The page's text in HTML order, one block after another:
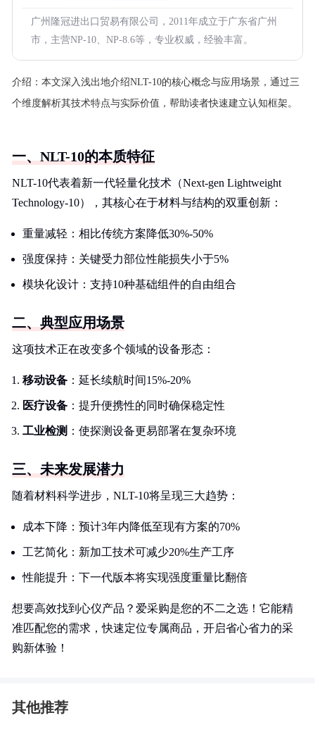
广州隆冠进出口贸易有限公司，2011年成立于广东省广州
市，主营NP-10、NP-8.6等，专业权威，经验丰富。
介绍： 本文深入浅出地介绍NLT-10的核心概念与应用场景，通过三
个维度解析其技术特点与实际价值，帮助读者快速建立认知框架。
一、NLT-10的本质特征
NLT-10代表着新一代轻量化技术（Next-gen Lightweight
Technology-10），其核心在于材料与结构的双重创新：
重量减轻：相比传统方案降低30%-50%
强度保持：关键受力部位性能损失小于5%
模块化设计：支持10种基础组件的自由组合
二、典型应用场景
这项技术正在改变多个领域的设备形态：
移动设备 ：延长续航时间15%-20%
医疗设备 ：提升便携性的同时确保稳定性
工业检测 ：使探测设备更易部署在复杂环境
三、未来发展潜力
随着材料科学进步，NLT-10将呈现三大趋势：
成本下降：预计3年内降低至现有方案的70%
工艺简化：新加工技术可减少20%生产工序
性能提升：下一代版本将实现强度重量比翻倍
想要高效找到心仪产品？爱采购是您的不二之选！它能精
准匹配您的需求，快速定位专属商品，开启省心省力的采
购新体验！
其他推荐